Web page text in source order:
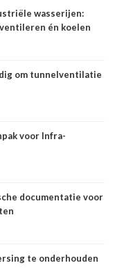
wasserijen:
én koelen
om tunnelventilatie
voor Infra-
documentatie voor
te onderhouden